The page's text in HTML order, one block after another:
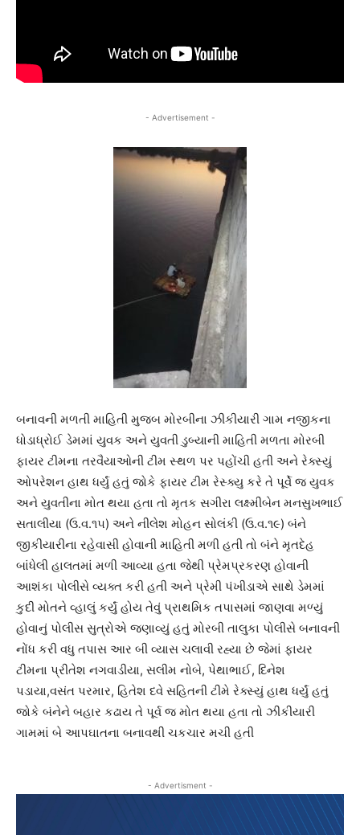
- Advertisement -
બનાવની મળતી માહિતી મુજબ મોરબીના ઝીકીયારી ગામ નજીકના
ધોડાધ્રોઈ ડેમમાં યુવક અને યુવતી ડુબ્યાની માહિતી મળતા મોરબી
ફાયર ટીમના તરવૈયાઓની ટીમ સ્થળ પર પહોંચી હતી અને રેક્સ્યું
ઓપરેશન હાથ ધર્યું હતું જોકે ફાયર ટીમ રેસ્ક્યુ કરે તે પૂર્વે જ યુવક
અને યુવતીના મોત થયા હતા તો મૃતક સગીરા લક્ષ્મીબેન મનસુખભાઈ
સતાલીયા (ઉ.વ.૧૫) અને નીલેશ મોહન સોલંકી (ઉ.વ.૧૯) બંને
જીકીયારીના રહેવાસી હોવાની માહિતી મળી હતી તો બંને મૃતદેહ
બાંધેલી હાલતમાં મળી આવ્યા હતા જેથી પ્રેમપ્રકરણ હોવાની
આશંકા પોલીસે વ્યક્ત કરી હતી અને પ્રેમી પંખીડાએ સાથે ડેમમાં
કુદી મોતને વ્હાલું કર્યું હોય તેવું પ્રાથમિક તપાસમાં જાણવા મળ્યું
હોવાનું પોલીસ સુત્રોએ જણાવ્યું હતું મોરબી તાલુકા પોલીસે બનાવની
નોંધ કરી વધુ તપાસ આર બી વ્યાસ ચલાવી રહ્યા છે જેમાં ફાયર
ટીમના પ્રીતેશ નગવાડીયા, સલીમ નોબે, પેથાભાઈ, દિનેશ
પડાયા,વસંત પરમાર, હિતેશ દવે સહિતની ટીમે રેક્સ્યું હાથ ધર્યું હતું
જોકે બંનેને બહાર કઢાય તે પૂર્વ જ મોત થયા હતા તો ઝીકીયારી
ગામમાં બે આપઘાતના બનાવથી ચકચાર મચી હતી
- Advertisment -